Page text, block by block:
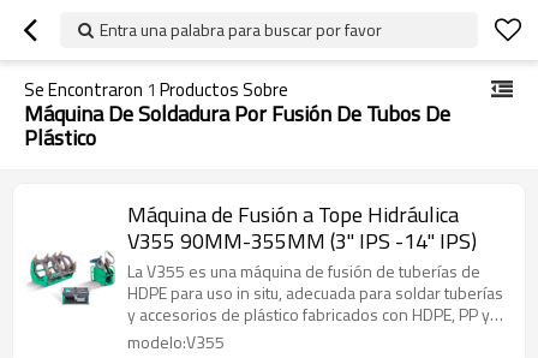
Entra una palabra para buscar por favor
Se Encontraron 1 Productos Sobre
Máquina De Soldadura Por Fusión De Tubos De
Plástico
Máquina de Fusión a Tope Hidráulica
V355 90MM-355MM (3" IPS -14" IPS)
La V355 es una máquina de fusión de tuberías de
HDPE para uso in situ, adecuada para soldar tuberías
y accesorios de plástico fabricados con HDPE, PP y
PVDF.
modelo:V355